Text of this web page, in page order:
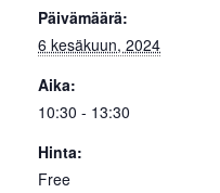
Päivämäärä:
6 kesäkuun, 2024
Aika:
10:30 - 13:30
Hinta:
Free